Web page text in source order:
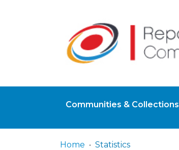
Communities & Collections
Home Statistics